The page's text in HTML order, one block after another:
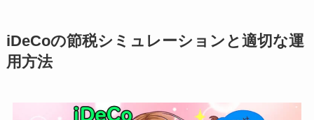
iDeCoの節税シミュレーションと適切な運
用方法